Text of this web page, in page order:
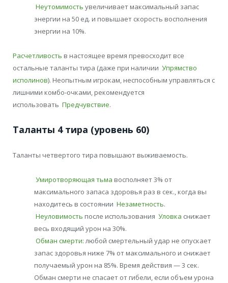
Неутомимость увеличивает максимальный запас
энергии на 50 ед. и повышает скорость восполнения
энергии на 10%.
Расчетливость в настоящее время превосходит все
остальные таланты тира (даже при наличии Упрямство
исполинов). Неопытным игрокам, неспособным управляться с
лишними комбо-очками, рекомендуется
использовать Предчувствие.
Таланты 4 тира (уровень 60)
Таланты четвертого тира повышают выживаемость.
Умиротворяющая тьма восполняет 3% от
максимального запаса здоровья раз в сек., когда вы
находитесь в состоянии Незаметность.
Неуловимость после использования Уловка снижает
весь входящий урон на 30%.
Обман смерти: любой смертельный удар не опускает
запас здоровья ниже 7% от максимального и снижает
получаемый урон на 85%. Время действия — 3 сек.
Обман смерти не спасает от гибели, если объем урона